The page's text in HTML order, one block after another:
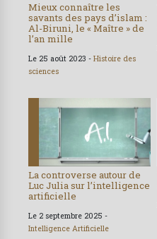
Mieux connaître les
savants des pays d’islam :
Al-Biruni, le « Maître » de
l’an mille
Le 25 août 2023 - Histoire des
sciences
La controverse autour de
Luc Julia sur l’intelligence
artificielle
Le 2 septembre 2025 -
Intelligence Artificielle